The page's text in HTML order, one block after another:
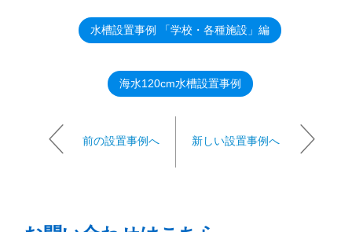
水槽設置事例 「学校・各種施設」編
海水120cm水槽設置事例
前の設置事例へ 新しい設置事例へ